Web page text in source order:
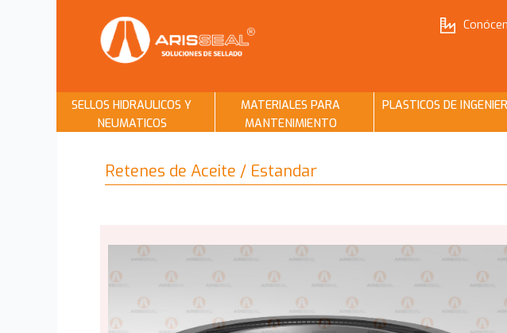
SELLOS HIDRAULICOS Y
NEUMATICOS
MATERIALES PARA
MANTENIMIENTO
PLASTICOS DE
Retenes de Aceite / Estandar